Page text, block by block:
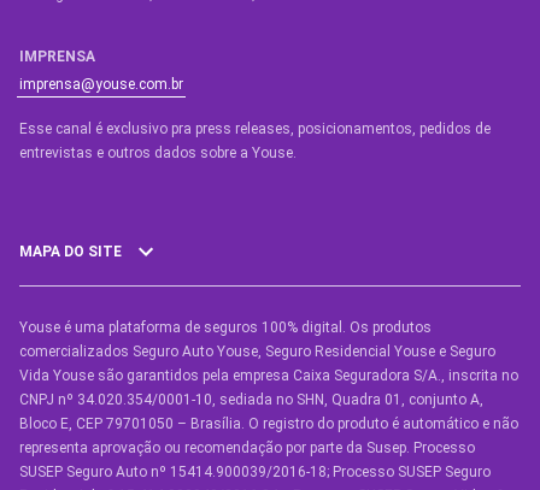
IMPRENSA
imprensa@youse.com.br
Esse canal é exclusivo pra press releases, posicionamentos, pedidos de
entrevistas e outros dados sobre a Youse.​
MAPA DO SITE
SEGUROS
Seguro Auto
Seguro Auto para Terceiros
Seguro por Marcas de Carro
Youse é uma plataforma de seguros 100% digital. Os produtos
comercializados Seguro Auto Youse, Seguro Residencial Youse e Seguro
Vida Youse são garantidos pela empresa Caixa Seguradora S/A., inscrita no
CNPJ nº 34.020.354/0001-10, sediada no SHN, Quadra 01, conjunto A,
Bloco E, CEP 79701050 – Brasília. O registro do produto é automático e não
representa aprovação ou recomendação por parte da Susep. Processo
SUSEP Seguro Auto nº 15414.900039/2016-18; Processo SUSEP Seguro